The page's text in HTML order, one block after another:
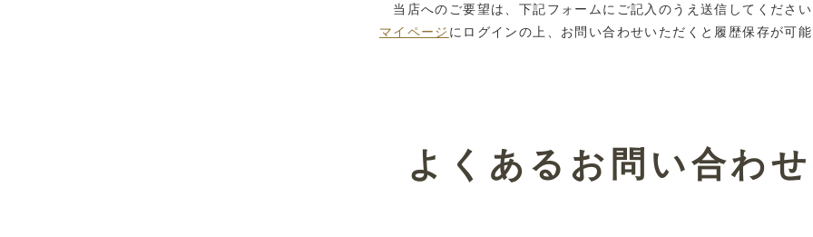
当店へのご要望は、下記フォームにご記入のうえ送信してくださ
マイページ にログインの上、お問い合わせいただくと履歴保存が可
よくあるお問い合わせ